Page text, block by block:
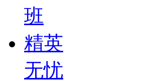
班
精英
无忧